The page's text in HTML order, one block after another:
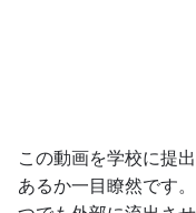
この動画を学校に提
あるか一目瞭然です